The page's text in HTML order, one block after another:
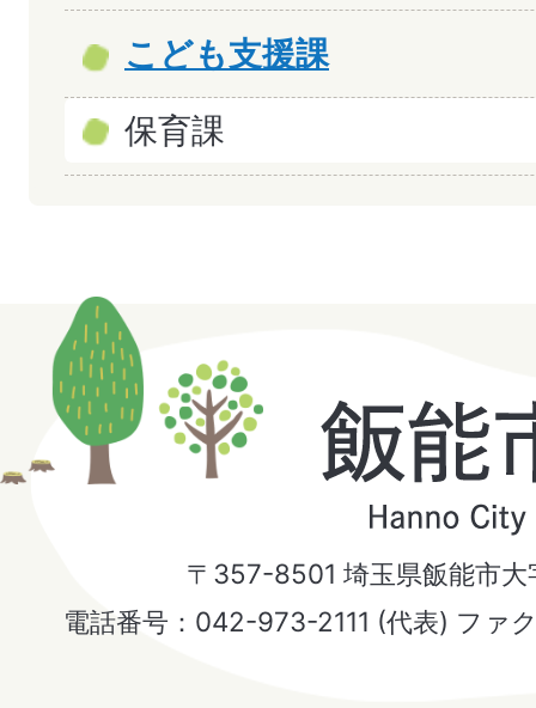
こども支援課
保育課
飯
能
Hanno
〒357-8501 埼玉県飯能市大
電話番号：042-973-2111 (代表) ファ